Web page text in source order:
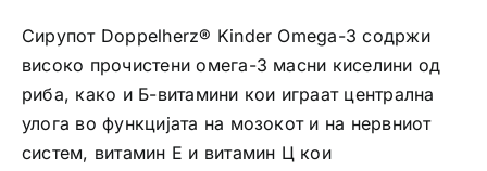
Сирупот Doppelherz® Kinder Omega-3 содржи
високо прочистени омега-3 масни киселини од
риба, како и Б-витамини кои играат централна
улога во функцијата на мозокот и на нервниот
систем, витамин Е и витамин Ц кои